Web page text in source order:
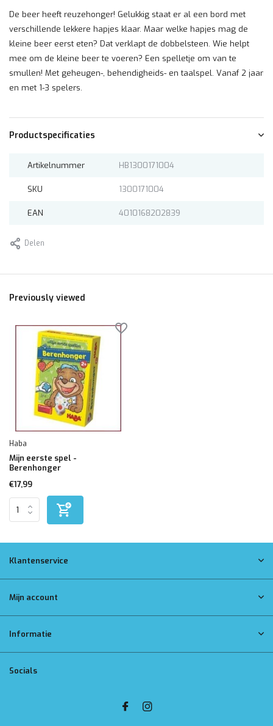
De beer heeft reuzehonger! Gelukkig staat er al een bord met
verschillende lekkere hapjes klaar. Maar welke hapjes mag de
kleine beer eerst eten? Dat verklapt de dobbelsteen. Wie helpt
mee om de kleine beer te voeren? Een spelletje om van te
smullen! Met geheugen-, behendigheids- en taalspel. Vanaf 2 jaar
en met 1-3 spelers.
Productspecificaties
Artikelnummer HB1300171004
SKU 1300171004
EAN 4010168202839
Delen
Previously viewed
Haba
Mijn eerste spel -
Berenhonger
€17,99
Klantenservice
Mijn account
Informatie
Socials